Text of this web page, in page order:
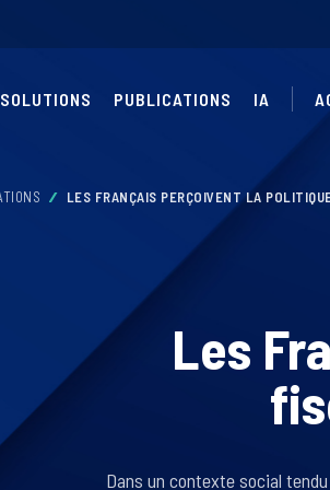
SOLUTIONS PUBLICATIONS IA
LES FRANÇAIS PERÇOIVENT LA
Les
Dans un contexte social